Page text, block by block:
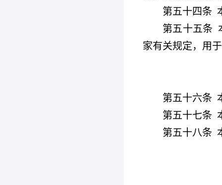
第五十四条
第五十五条
家有关规定，用
第五十六条
第五十七条
第五十八条